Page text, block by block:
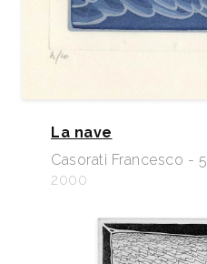
La nave
Casorati Francesco - 5
2000